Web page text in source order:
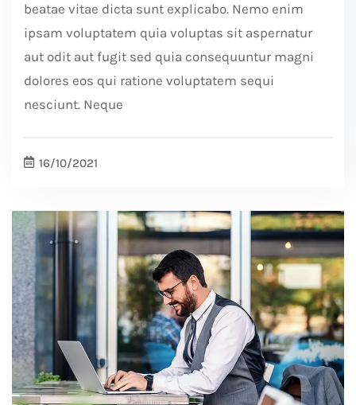
beatae vitae dicta sunt explicabo. Nemo enim
ipsam voluptatem quia voluptas sit aspernatur
aut odit aut fugit sed quia consequuntur magni
dolores eos qui ratione voluptatem sequi
nesciunt. Neque
16/10/2021